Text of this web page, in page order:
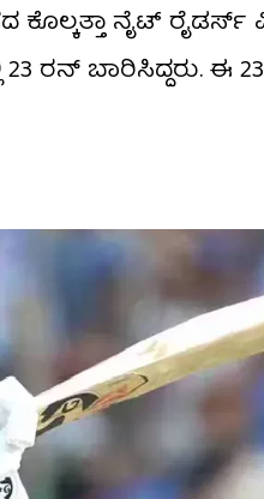
ಕೊಲ್ಕತ್ತಾ ನೈಟ್
ರನ್ ಬಾರಿಸಿದ್ದರು. ಈ